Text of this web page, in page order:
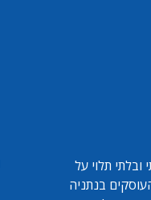
תלוי על
בנתניה